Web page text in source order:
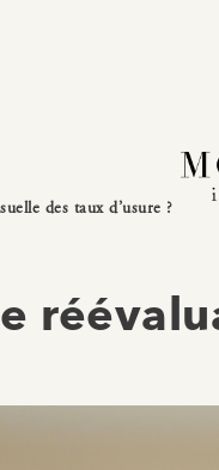
des taux d’usure ?